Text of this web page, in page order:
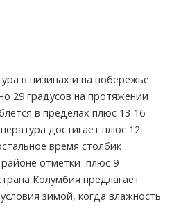
в низинах и на побережье
29 градусов на протяжении
в пределах плюс 13-16.
достигает плюс 12
время столбик
отметки плюс 9
Колумбия предлагает
зимой, когда влажность